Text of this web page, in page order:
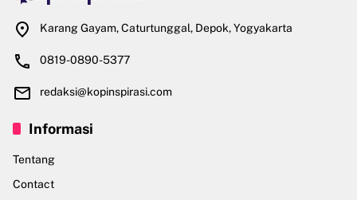
Karang Gayam, Caturtunggal, Depok, Yogyakarta
0819-0890-5377
redaksi@kopinspirasi.com
Informasi
Tentang
Contact